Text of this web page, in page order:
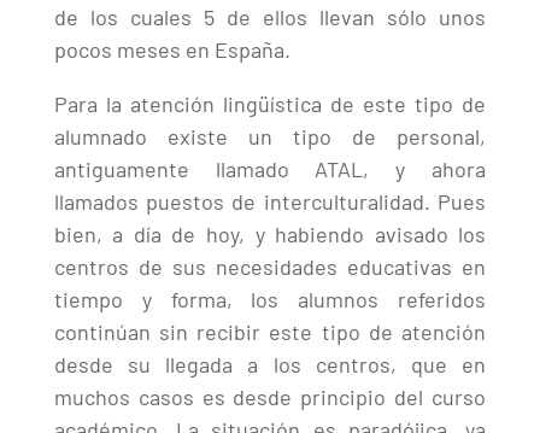
de los cuales 5 de ellos llevan sólo unos
pocos meses en España.
Para la atención lingüística de este tipo de
alumnado existe un tipo de personal,
antiguamente llamado ATAL, y ahora
llamados puestos de interculturalidad. Pues
bien, a día de hoy, y habiendo avisado los
centros de sus necesidades educativas en
tiempo y forma, los alumnos referidos
continúan sin recibir este tipo de atención
desde su llegada a los centros, que en
muchos casos es desde principio del curso